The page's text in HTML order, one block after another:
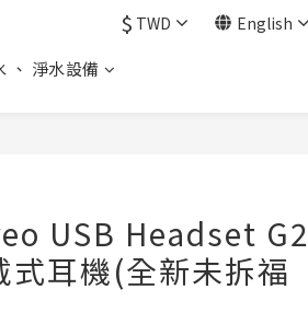
$ TWD English
、 淨水設備
USB Headset G2
式耳機(全新未拆福